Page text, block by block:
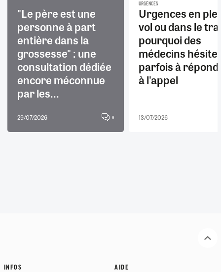
"Le père est une
personne à part
entière dans la
grossesse" : une
consultation dédiée
encore méconnue
par les...
29/07/2026 8
URGENCES
Urgences en
vol ou dans le
pourquoi des
médecins
parfois à
à l'appel
13/07/2026
INFOS AIDE